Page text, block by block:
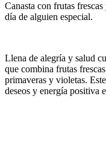
Canasta con frutas
día de alguien especial.
Llena de alegría y salud
que combina frutas
primaveras y violetas.
deseos y energía positiva